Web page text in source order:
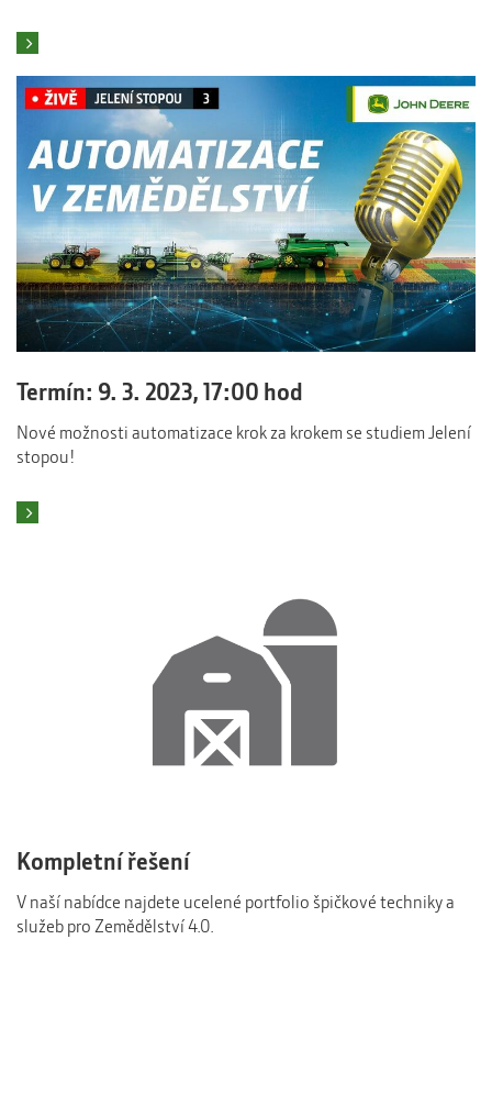
Termín: 9. 3. 2023, 17:00 hod
Nové možnosti automatizace krok za krokem se studiem Jelení
stopou!
Kompletní řešení
V naší nabídce najdete ucelené portfolio špičkové techniky a
služeb pro Zemědělství 4.0.